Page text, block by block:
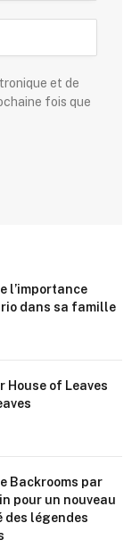
et de
fois que
l’importance
dans sa famille
House of Leaves
Backrooms par
pour un nouveau
des légendes